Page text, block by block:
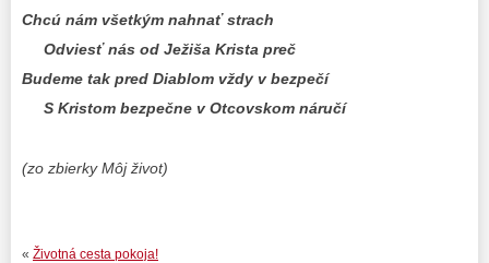
Chcú nám všetkým nahnať strach
Odviesť nás od Ježiša Krista preč
Budeme tak pred Diablom vždy v bezpečí
S Kristom bezpečne v Otcovskom náručí
(zo zbierky Môj život)
« Životná cesta pokoja!